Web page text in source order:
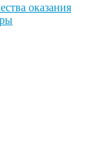
оказания